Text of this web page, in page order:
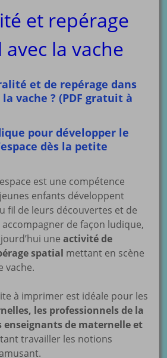
et repérage
la vache
et de repérage dans
la vache ? (PDF gratuit à
pour développer le
dès la petite
est une compétence
enfants développent
fil de leurs découvertes et de
de façon ludique,
uneactivité de
spatial mettant en scène
vache.
à imprimer est idéale pour les
les professionnels de la
enseignants de maternelle et
travailler les notions